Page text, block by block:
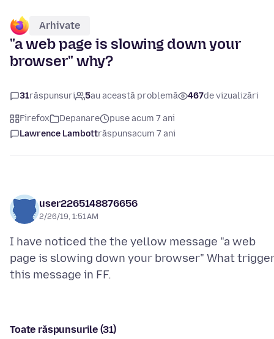
Arhivate
"a web page is slowing down your
browser" why?
31răspunsuri 5au această problemă 467de vizualizări
Firefox Depanare
puse acum 7 ani
Lawrence Lambottrăspunsacum 7 ani
user2265148876656
2/26/19, 1:51 AM
I have noticed the the yellow message "a web
page is slowing down your browser" What
Toate răspunsurile (31)